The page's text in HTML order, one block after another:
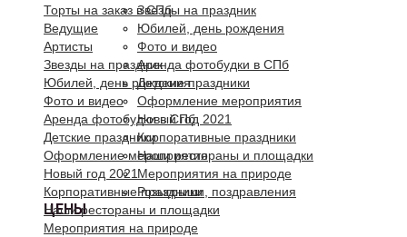
Звезды на праздник
Юбилей, день рождения
Фото и видео
Аренда фотобудки в СПб
Детские праздники
Оформление мероприятия
Новый год 2021
Корпоративные праздники
Наши рестораны и площадки
Мероприятия на природе
Розыгрыши, поздравления
ЦЕНЫ
Торты на заказ в СПб
Ведущие
Артисты
Звезды на праздник
Юбилей, день рождения
Фото и видео
Аренда фотобудки в СПб
Детские праздники
Оформление мероприятия
Новый год 2021
Корпоративные праздники
Наши рестораны и площадки
Мероприятия на природе